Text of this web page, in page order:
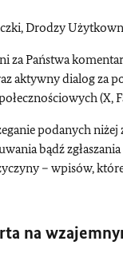
Drodzy
za Państwa
aktywny dialog za
(X,
podanych niżej
bądź
– wpisów,
na